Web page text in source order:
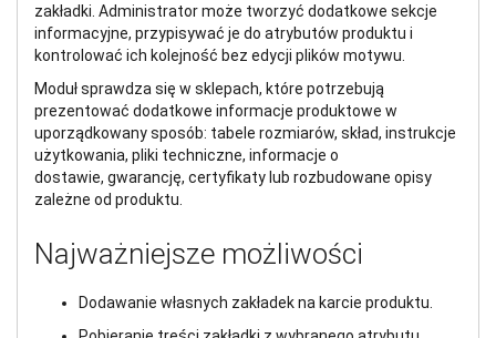
zakładki. Administrator może tworzyć dodatkowe sekcje
informacyjne, przypisywać je do atrybutów produktu i
kontrolować ich kolejność bez edycji plików motywu.
Moduł sprawdza się w sklepach, które potrzebują
prezentować dodatkowe informacje produktowe w
uporządkowany sposób: tabele rozmiarów, skład, instrukcje
użytkowania, pliki techniczne, informacje o
dostawie, gwarancję, certyfikaty lub rozbudowane opisy
zależne od produktu.
Najważniejsze możliwości
Dodawanie własnych zakładek na karcie produktu.